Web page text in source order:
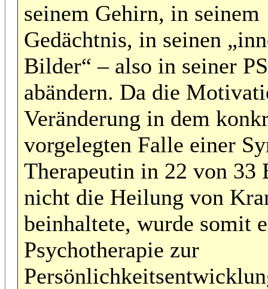
seinem Gehirn, in seinem
Gedächtnis, in seinen
Bilder“ – also in seiner
abändern. Da die
Veränderung in dem
vorgelegten Falle einer
Therapeutin in 22 von 33
nicht die Heilung von
beinhaltete, wurde somit
Psychotherapie zur